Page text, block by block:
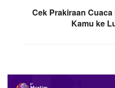
Cek Prakiraan
Kamu ke